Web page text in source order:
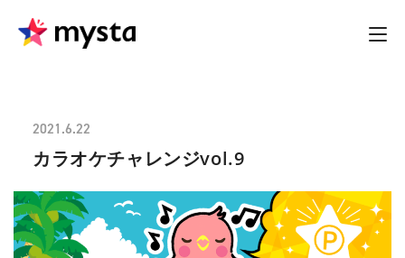
2021.6.22
カラオケチャレンジvol.9